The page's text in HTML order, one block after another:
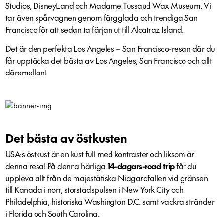
Studios, DisneyLand och Madame Tussaud Wax Museum. Vi
tar även spårvagnen genom färgglada och trendiga San
Francisco för att sedan ta färjan ut till Alcatraz Island.
Det är den perfekta Los Angeles – San Francisco-resan där du
får upptäcka det bästa av Los Angeles, San Francisco och allt
däremellan!
Det bästa av östkusten
USA:s östkust är en kust full med kontraster och liksom är
denna resa! På denna härliga14-dagars-road tripfår du
uppleva allt från de majestätiska Niagarafallen vid gränsen
till Kanada i norr, storstadspulsen i New York City och
Philadelphia, historiska Washington D.C. samt vackra stränder
i Florida och South Carolina.